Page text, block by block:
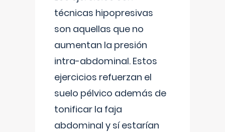
técnicas hipopresivas
son aquellas que no
aumentan la presión
intra-abdominal. Estos
ejercicios refuerzan el
suelo pélvico además de
tonificar la faja
abdominal y sí estarían